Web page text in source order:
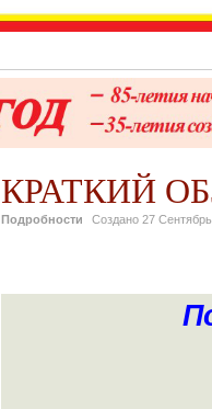
КРАТКИЙ
Подробности Создано 27